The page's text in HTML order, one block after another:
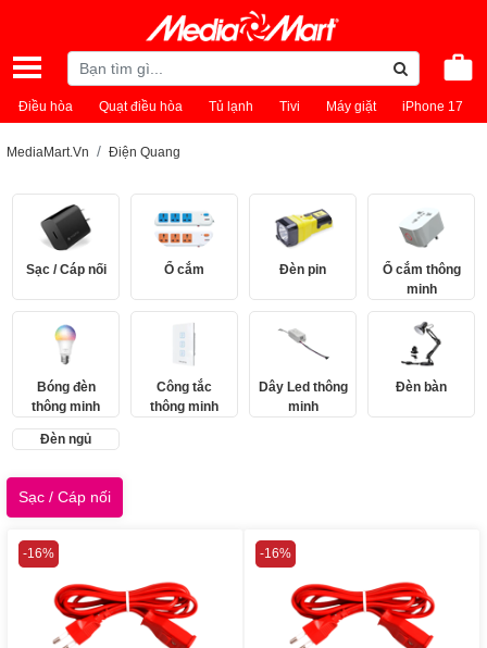
Điều hòa Quạt điều hòa Tủ lạnh Tivi Máy giặt iPhone 17
MediaMart.Vn Điện Quang
Sạc / Cáp nối Ổ cắm Đèn pin
Ổ cắm thông
minh
Bóng đèn
thông minh
Công tắc
thông minh
Dây Led thông
minh
Đèn bàn
Đèn ngủ
Sạc / Cáp nối
-16% -16%